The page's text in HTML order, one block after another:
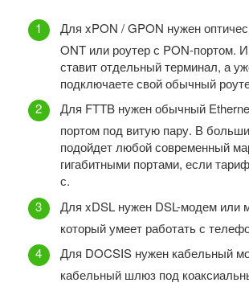
Для xPON / GPON нужен
ONT или роутер с PON-портом.
ставит отдельный терминал, а
подключаете свой обычный
Для FTTB нужен обычный
портом под витую пару. В
подойдет любой современный
гигабитными портами, если
с.
Для xDSL нужен DSL-модем или
который умеет работать с
Для DOCSIS нужен кабельный
кабельный шлюз под